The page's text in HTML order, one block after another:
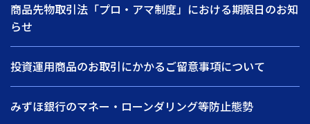
商品先物取引法「プロ・アマ制度」における期限日のお知
らせ
投資運用商品のお取引にかかるご留意事項について
みずほ銀行のマネー・ローンダリング等防止態勢